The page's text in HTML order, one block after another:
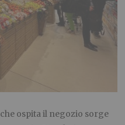
ospita il negozio sorge